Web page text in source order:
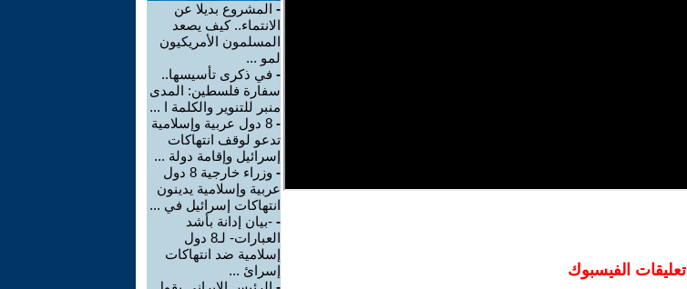
تعليقات الفيسبوك
- المشروع بديلا عن
الانتماء.. كيف يصعد
المسلمون الأمريكيون
لمو ...
- في ذكرى تأسيسها..
سفارة فلسطين: المدى
منبر للتنوير والكلمة ا ...
-
8 دول عربية وإسلامية
تدعو لوقف انتهاكات
إسرائيل وإقامة دولة ...
-
وزراء خارجية 8 دول
عربية وإسلامية يدينون
انتهاكات إسرائيل في ...
- -بيان إدانة بأشد
العبارات- لـ8 دول
إسلامية ضد انتهاكات
إسرائ ...